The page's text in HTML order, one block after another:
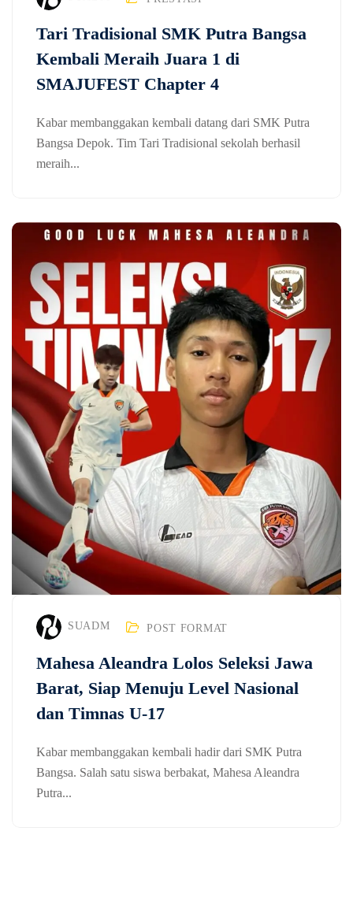
Tari Tradisional SMK Putra Bangsa
Kembali Meraih Juara 1 di
SMAJUFEST Chapter 4
Kabar membanggakan kembali datang dari SMK Putra
Bangsa Depok. Tim Tari Tradisional sekolah berhasil
meraih...
SUADM POST FORMAT
Mahesa Aleandra Lolos Seleksi Jawa
Barat, Siap Menuju Level Nasional
dan Timnas U-17
Kabar membanggakan kembali hadir dari SMK Putra
Bangsa. Salah satu siswa berbakat, Mahesa Aleandra
Putra...